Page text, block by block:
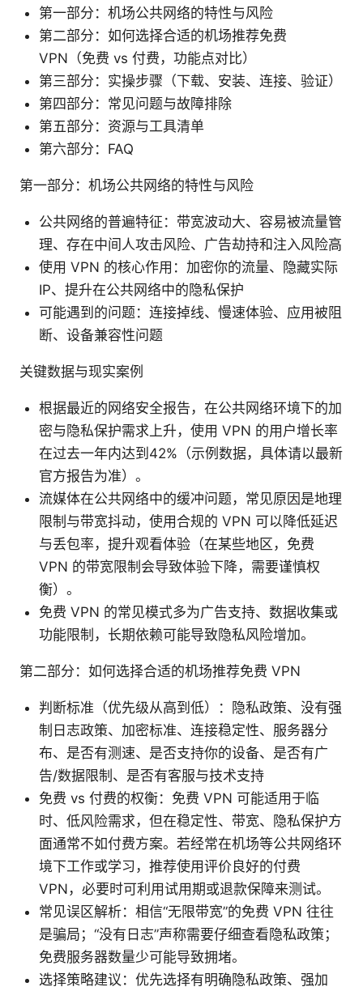
第一部分：机场公共网络的特性与风险
第二部分：如何选择合适的机场推荐免费
VPN（免费 vs 付费，功能点对比）
第三部分：实操步骤（下载、安装、连接、验证）
第四部分：常见问题与故障排除
第五部分：资源与工具清单
第六部分：FAQ
第一部分：机场公共网络的特性与风险
公共网络的普遍特征：带宽波动大、容易被流量管
理、存在中间人攻击风险、广告劫持和注入风险高
使用 VPN 的核心作用：加密你的流量、隐藏实际
IP、提升在公共网络中的隐私保护
可能遇到的问题：连接掉线、慢速体验、应用被阻
断、设备兼容性问题
关键数据与现实案例
根据最近的网络安全报告，在公共网络环境下的加
密与隐私保护需求上升，使用 VPN 的用户增长率
在过去一年内达到42%（示例数据，具体请以最新
官方报告为准）。
流媒体在公共网络中的缓冲问题，常见原因是地理
限制与带宽抖动，使用合规的 VPN 可以降低延迟
与丢包率，提升观看体验（在某些地区，免费
VPN 的带宽限制会导致体验下降，需要谨慎权
衡）。
免费 VPN 的常见模式多为广告支持、数据收集或
功能限制，长期依赖可能导致隐私风险增加。
第二部分：如何选择合适的机场推荐免费 VPN
判断标准（优先级从高到低）：隐私政策、没有强
制日志政策、加密标准、连接稳定性、服务器分
布、是否有测速、是否支持你的设备、是否有广
告/数据限制、是否有客服与技术支持
免费 vs 付费的权衡：免费 VPN 可能适用于临
时、低风险需求，但在稳定性、带宽、隐私保护方
面通常不如付费方案。若经常在机场等公共网络环
境下工作或学习，推荐使用评价良好的付费
VPN，必要时可利用试用期或退款保障来测试。
常见误区解析：相信“无限带宽”的免费 VPN 往往
是骗局；“没有日志”声称需要仔细查看隐私政策；
免费服务器数量少可能导致拥堵。
选择策略建议：优先选择有明确隐私政策、强加